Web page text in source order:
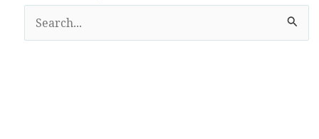
u